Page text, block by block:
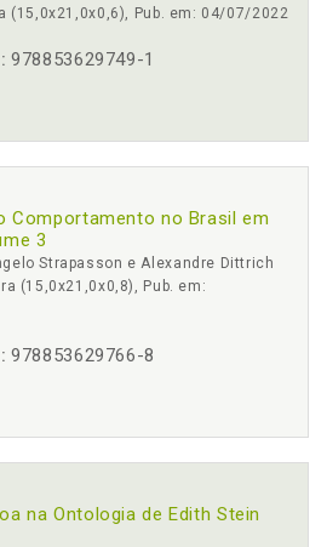
(15,0x21,0x0,6), Pub. em: 04/07/2022
978853629749-1
Comportamento no Brasil em
3
Strapasson e Alexandre Dittrich
(15,0x21,0x0,8), Pub. em:
978853629766-8
na Ontologia de Edith Stein